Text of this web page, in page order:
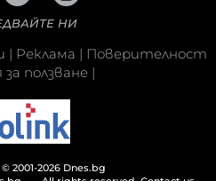
НИ
| Реклама | Поверителност
за ползване|
2001-2026 Dnes.bg